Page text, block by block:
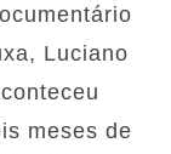
Luciano
meses de